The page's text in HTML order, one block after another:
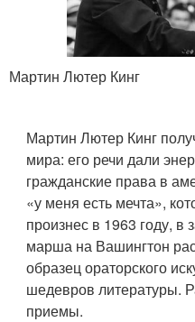
Мартин Лютер Кинг
Мартин Лютер Кинг
мира: его речи дали
гражданские права в
«у меня есть мечта»,
произнес в 1963 году,
марша на Вашингтон
образец ораторского
шедевров литературы.
приемы.